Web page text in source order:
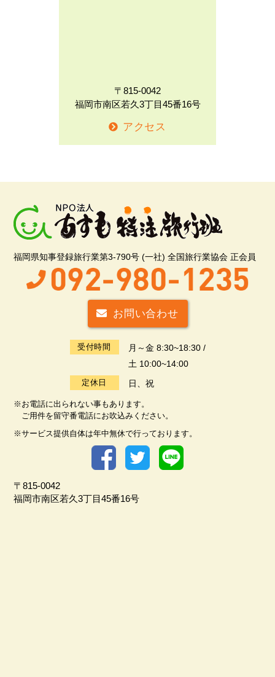
〒815-0042
福岡市南区若久3丁目45番16号
アクセス
福岡県知事登録旅行業第3-790号 (一社) 全国旅行業協会 正会員
お問い合わせ
受付時間
月～金 8:30~18:30 /
土 10:00~14:00
定休日 日、祝
※お電話に出られない事もあります。
ご用件を留守番電話にお吹込みください。
※サービス提供自体は年中無休で行っております。
〒815-0042
福岡市南区若久3丁目45番16号